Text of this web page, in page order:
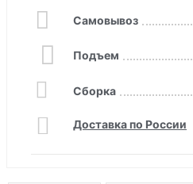
Самовывоз
Подъем
Сборка
Доставка по России